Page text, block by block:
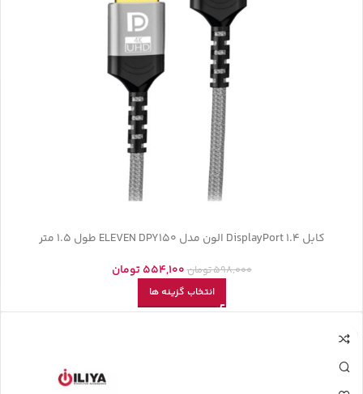
کابل DisplayPort 1.4 الون مدل ELEVEN DPY150 طول 1.5 متر
598,000تومان554,100 تومان
انتخاب گزینه ها